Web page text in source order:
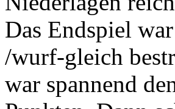
Das Endspiel
/wurf-gleich
war spannend